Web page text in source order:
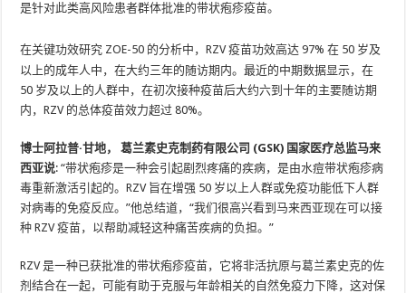
是针对此类高风险患者群体批准的带状疱疹疫苗。
在关键功效研究 ZOE-50 的分析中，RZV 疫苗功效高达 97% 在 50 岁及
以上的成年人中，在大约三年的随访期内。最近的中期数据显示，在
50 岁及以上的人群中，在初次接种疫苗后大约六到十年的主要随访期
内，RZV 的总体疫苗效力超过 80%。
博士阿拉普·甘地， 葛兰素史克制药有限公司 (GSK) 国家医疗总监马来
西亚说: “带状疱疹是一种会引起剧烈疼痛的疾病，是由水痘带状疱疹病
毒重新激活引起的。RZV 旨在增强 50 岁以上人群或免疫功能低下人群
对病毒的免疫反应。”他总结道，“我们很高兴看到马来西亚现在可以接
种 RZV 疫苗，以帮助减轻这种痛苦疾病的负担。”
RZV 是一种已获批准的带状疱疹疫苗，它将非活抗原与葛兰素史克的佐
剂结合在一起，可能有助于克服与​​年龄相关的自然免疫力下降，这对保